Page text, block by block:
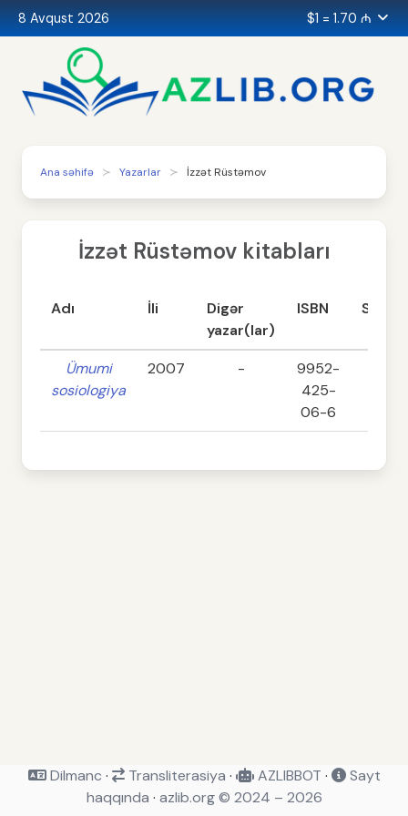
8 Avqust 2026 $1 = 1.70 ₼
Ana səhifə Yazarlar İzzət Rüstəmov
İzzət Rüstəmov kitabları
Adı İli
Digər
yazar(lar)
ISBN Səhifə
Ümumi
sosiologiya
2007 -
9952-
425-
06-6
Dilmanc · Transliterasiya · AZLIBBOT ·
Sayt
haqqında · azlib.org © 2024 – 2026